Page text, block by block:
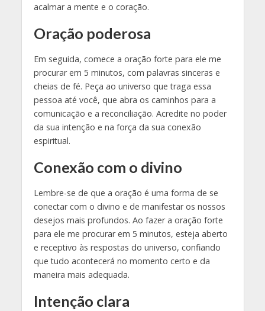
acalmar a mente e o coração.
Oração poderosa
Em seguida, comece a oração forte para ele me
procurar em 5 minutos, com palavras sinceras e
cheias de fé. Peça ao universo que traga essa
pessoa até você, que abra os caminhos para a
comunicação e a reconciliação. Acredite no poder
da sua intenção e na força da sua conexão
espiritual.
Conexão com o divino
Lembre-se de que a oração é uma forma de se
conectar com o divino e de manifestar os nossos
desejos mais profundos. Ao fazer a oração forte
para ele me procurar em 5 minutos, esteja aberto
e receptivo às respostas do universo, confiando
que tudo acontecerá no momento certo e da
maneira mais adequada.
Intenção clara